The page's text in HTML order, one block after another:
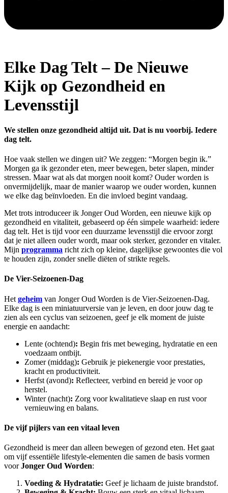
Elke Dag Telt – De Nieuwe
Kijk op Gezondheid en
Levensstijl
We stellen onze gezondheid altijd uit. Dat is nu voorbij. Iedere
dag telt.
Hoe vaak stellen we dingen uit? We zeggen: “Morgen begin ik.”
Morgen ga ik gezonder eten, meer bewegen, beter slapen, minder
stressen. Maar wat als dat morgen nooit komt? Ouder worden is
onvermijdelijk, maar de manier waarop we ouder worden, kunnen
we elke dag beïnvloeden. En die invloed begint vandaag.
Met trots introduceer ik Jonger Oud Worden, een nieuwe kijk op
gezondheid en vitaliteit, gebaseerd op één simpele waarheid: iedere
dag telt. Het is tijd voor een duurzame levensstijl die ervoor zorgt
dat je niet alleen ouder wordt, maar ook sterker, gezonder en vitaler.
Mijn programma richt zich op kleine, dagelijkse gewoontes die vol
te houden zijn, zonder snelle diëten of strikte regels.
De Vier-Seizoenen-Dag
Het geheim van Jonger Oud Worden is de Vier-Seizoenen-Dag.
Elke dag is een miniatuurversie van je leven, en door jouw dag te
zien als een cyclus van seizoenen, geef je elk moment de juiste
energie en aandacht:
Lente (ochtend): Begin fris met beweging, hydratatie en een
voedzaam ontbijt.
Zomer (middag): Gebruik je piekenergie voor prestaties,
kracht en productiviteit.
Herfst (avond): Reflecteer, verbind en bereid je voor op
herstel.
Winter (nacht): Zorg voor kwalitatieve slaap en rust voor
vernieuwing en balans.
De vijf pijlers van een vitaal leven
Gezondheid is meer dan alleen bewegen of gezond eten. Het gaat
om vijf essentiële lifestyle-elementen die samen de basis vormen
voorJonger Oud Worden:
Voeding & Hydratatie: Geef je lichaam de juiste brandstof.